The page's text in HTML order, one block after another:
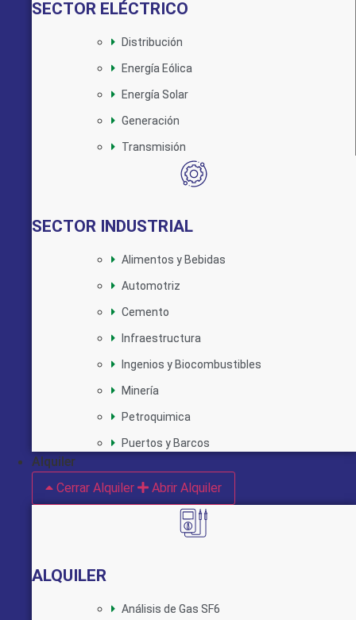
SECTOR ELÉCTRICO
Distribución
Energía Eólica
Energía Solar
Generación
Transmisión
SECTOR INDUSTRIAL
Alimentos y Bebidas
Automotriz
Cemento
Infraestructura
Ingenios y Biocombustibles
Minería
Petroquimica
Puertos y Barcos
Alquiler
Cerrar Alquiler
Abrir Alquiler
ALQUILER
Análisis de Gas SF6